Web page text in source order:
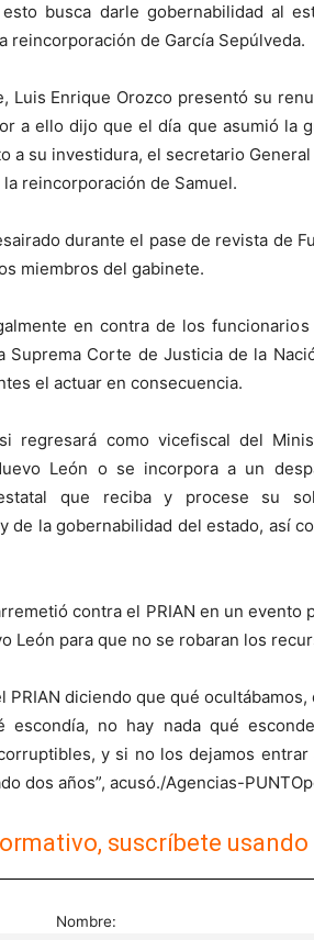
busca darle gobernabilidad al
reincorporación de García Sepúlveda.
Luis Enrique Orozco presentó su
a ello dijo que el día que asumió la
a su investidura, el secretario
reincorporación de Samuel.
durante el pase de revista de
miembros del gabinete.
en contra de los
Corte de Justicia de la
el actuar en consecuencia.
regresará como vicefiscal del
León o se incorpora a un
que reciba y procese su
de la gobernabilidad del estado, así
contra el PRIAN en un evento
León para que no se robaran los
PRIAN diciendo que qué
no hay nada qué
y si no los dejamos
dos años”, acusó./Agencias-
suscríbete
Nombre: